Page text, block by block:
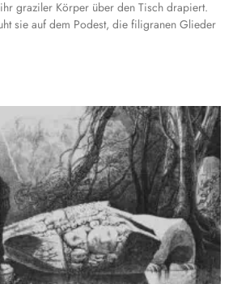
graziler Körper über den Tisch drapiert.
sie auf dem Podest, die filigranen Glieder